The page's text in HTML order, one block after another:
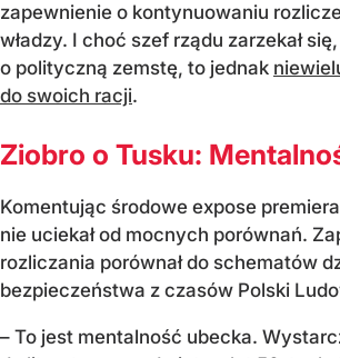
zapewnienie o kontynuowaniu
władzy. I choć szef rządu zarzekał
o polityczną zemstę, to jednak
do swoich racji.
Ziobro o Tusku:
Komentując środowe expose
nie uciekał od mocnych porównań.
rozliczania porównał do schematów
bezpieczeństwa z czasów Polski
– To jest mentalność ubecka.